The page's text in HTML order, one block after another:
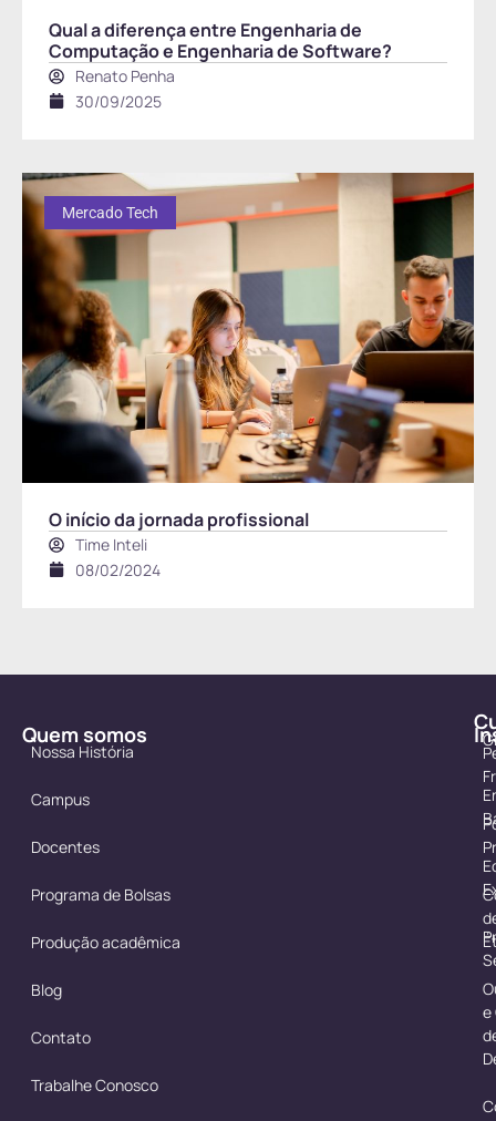
Qual a diferença entre Engenharia de
Computação e Engenharia de Software?
Renato Penha
30/09/2025
Mercado Tech
O início da jornada profissional
Time Inteli
08/02/2024
Quem somos
Nossa História
Campus
Docentes
Programa de Bolsas
Produção acadêmica
Blog
Contato
Trabalhe Conosco
e